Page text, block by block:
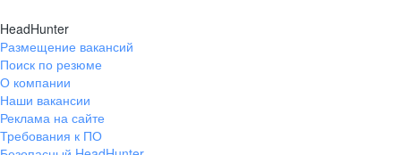
HeadHunter
Размещение вакансий
Поиск по резюме
О компании
Наши вакансии
Реклама на сайте
Требования к ПО